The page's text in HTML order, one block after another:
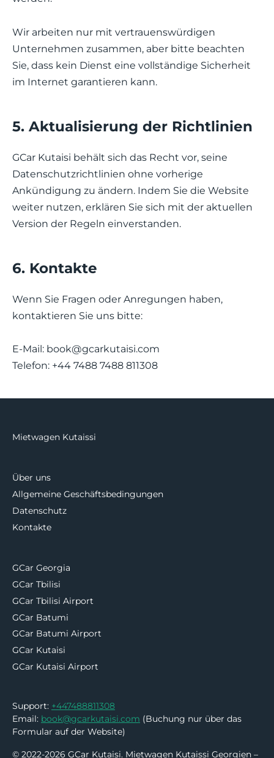
Wir arbeiten nur mit vertrauenswürdigen
Unternehmen zusammen, aber bitte beachten
Sie, dass kein Dienst eine vollständige Sicherheit
im Internet garantieren kann.
5. Aktualisierung der Richtlinien
GCar Kutaisi behält sich das Recht vor, seine
Datenschutzrichtlinien ohne vorherige
Ankündigung zu ändern. Indem Sie die Website
weiter nutzen, erklären Sie sich mit der aktuellen
Version der Regeln einverstanden.
6. Kontakte
Wenn Sie Fragen oder Anregungen haben,
kontaktieren Sie uns bitte:
E-Mail: book@gcarkutaisi.com
Telefon: +44 7488 7488 811308
Mietwagen Kutaissi
Über uns
Allgemeine Geschäftsbedingungen
Datenschutz
Kontakte
GCar Georgia
GCar Tbilisi
GCar Tbilisi Airport
GCar Batumi
GCar Batumi Airport
GCar Kutaisi
GCar Kutaisi Airport
Support: +447488811308
Email: book@gcarkutaisi.com (Buchung nur über das
Formular auf der Website)
© 2022-2026 GCar Kutaisi. Mietwagen Kutaissi Georgien –